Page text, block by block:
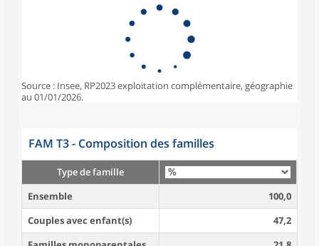
Source : Insee, RP2023 exploitation complémentaire, géographie
au 01/01/2026.
FAM T3 - Composition des familles
Type de famille
Ensemble
100,0
Couples avec enfant(s)
47,2